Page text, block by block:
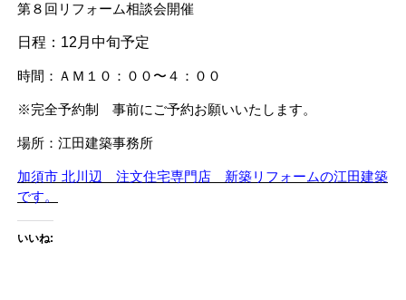
第８回リフォーム相談会開催
日程：12月中旬予定
時間：ＡＭ１０：００〜４：００
※完全予約制 事前にご予約お願いいたします。
場所：江田建築事務所
加須市 北川辺 注文住宅専門店 新築リフォームの江田建築
です。
いいね: